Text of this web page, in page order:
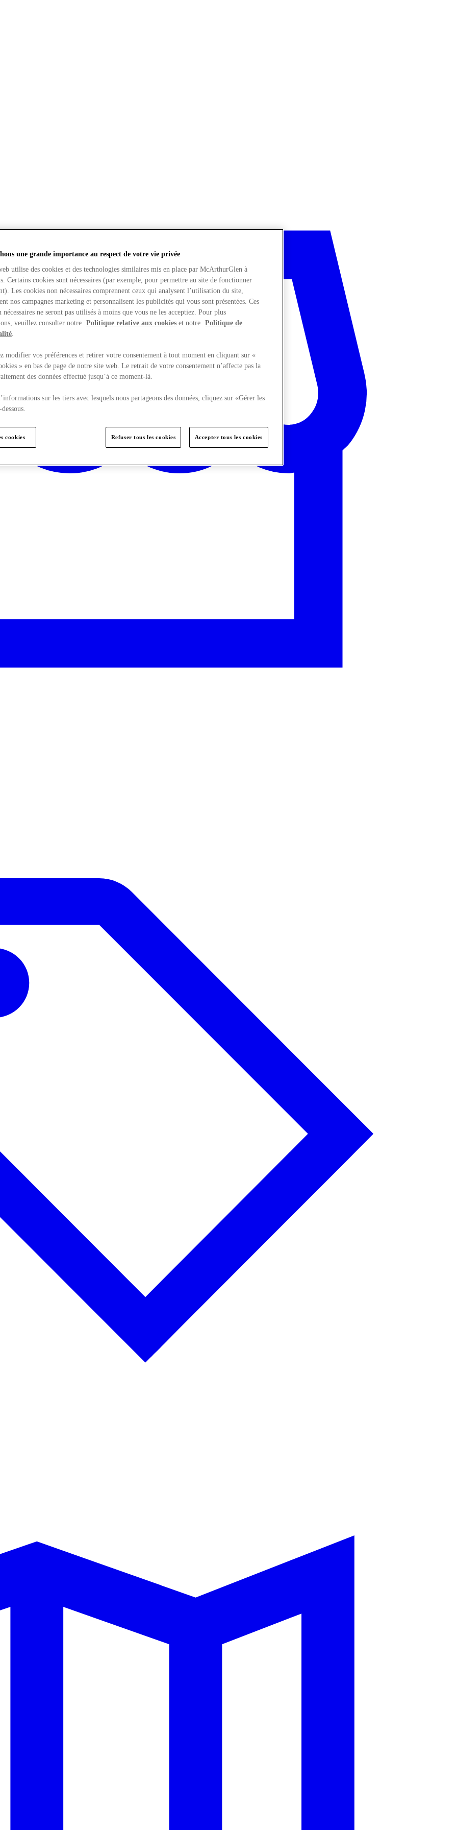
une grande importance au respect de votre vie privée
utilise des cookies et des technologies similaires mis en place par McArthurGlen à
Certains cookies sont nécessaires (par exemple, pour permettre au site de fonctionner
Les cookies non nécessaires comprennent ceux qui analysent l’utilisation du site,
nos campagnes marketing et personnalisent les publicités qui vous sont présentées. Ces
nécessaires ne seront pas utilisés à moins que vous ne les acceptiez. Pour plus
veuillez consulter notre Politique relative aux cookies et notre Politique de
.
modifier vos préférences et retirer votre consentement à tout moment en cliquant sur «
» en bas de page de notre site web. Le retrait de votre consentement n’affecte pas la
des données effectué jusqu’à ce moment-là.
sur les tiers avec lesquels nous partageons des données, cliquez sur «Gérer les
cookies Refuser tous les cookies Accepter tous les cookies